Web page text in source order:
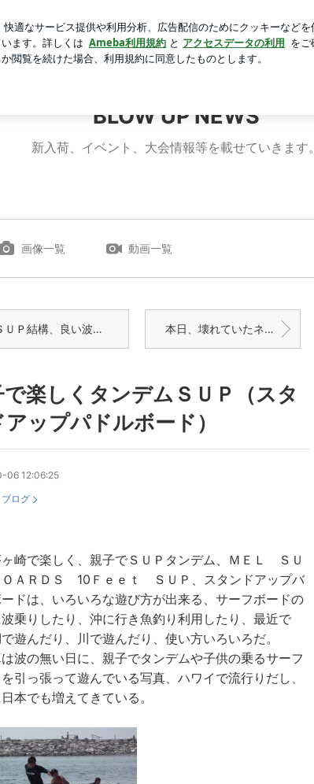
BLOW UP NEWS
BLOW UP NEWS
新入荷、イベント、大会情報等を載せていきます。
画像一覧 動画一覧
Ｐ結構、良い波でした。 本日、壊れていたネットショップ修理できました。
で楽しくタンデムＳＵＰ（スタ
ップパドルボード）
06 12:06:25
ブログ
崎で楽しく、親子でＳＵＰタンデム、ＭＥＬ ＳＵ
ＯＡＲＤＳ 10Ｆｅｅｔ ＳＵＰ、スタンドアップバ
ドは、いろいろな遊び方が出来る、サーフボードの
乗りしたり、沖に行き魚釣り利用したり、最近で
遊んだり、川で遊んだり、使い方いろいろだ。
の無い日に、親子でタンデムや子供の乗るサーフ
引っ張って遊んでいる写真、ハワイで流行りだし、
本でも増えてきている。